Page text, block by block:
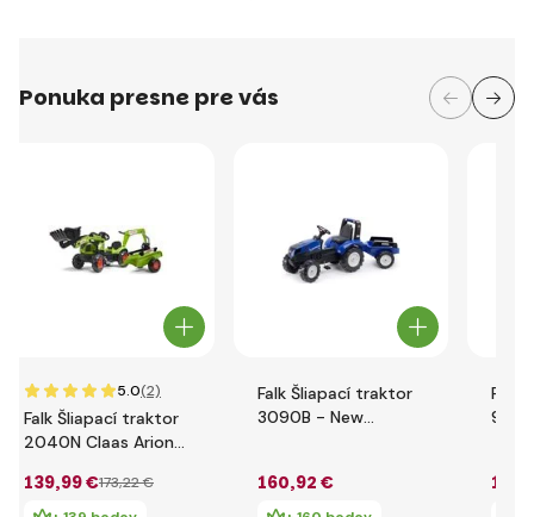
Ponuka presne pre vás
5.0(2)
Falk Šliapací traktor
2040N Claas Arion
rýpadlom a vlečkou
139,99 €173,22 €
Falk Šliapací traktor
3090B - New
160,92 €
Falk
171